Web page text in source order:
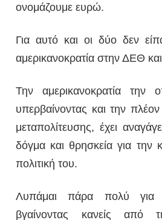
ονομάζουμε ευρώ.
Για αυτό και οι δύο δεν
αμερικανοκρατία στην ΔΕΘ
Την αμερικανοκρατία την
υπερβαίνοντας και την
μεταπολίτευσης, έχει
δόγμα και θρησκεία για την
πολιτική του.
Λυπάμαι πάρα πολύ για
βγαίνοντας κανείς από